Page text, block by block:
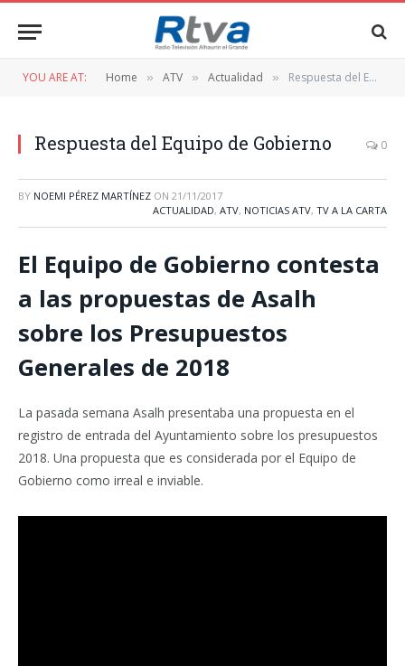
YOU ARE AT: Home » ATV » Actualidad » Respuesta del Equipo de Gobierno
Respuesta del Equipo de Gobierno 0
BY NOEMI PÉREZ MARTÍNEZ ON 21/11/2017
ACTUALIDAD, ATV, NOTICIAS ATV, TV A LA CARTA
El Equipo de Gobierno contesta
a las propuestas de Asalh
sobre los Presupuestos
Generales de 2018
La pasada semana Asalh presentaba una propuesta en el
registro de entrada del Ayuntamiento sobre los presupuestos
2018. Una propuesta que es considerada por el Equipo de
Gobierno como irreal e inviable.